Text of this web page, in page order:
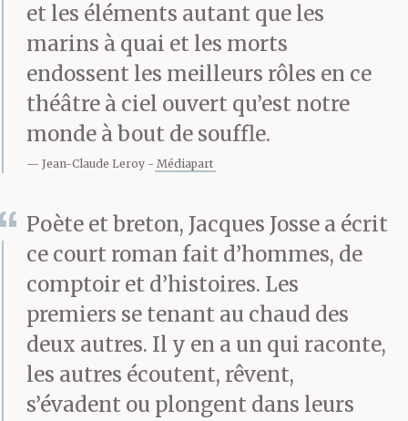
interdit de cabine, muté
à terre et licencié peu
après. On mit
l’inattendue survenue
de la tremblote sur le
compte de l’alcool.
Depuis, il vivote et
circule à mobylette d’un
hameau l’autre.
Le palabreur apprécie ce
et les éléments autant que les
marins à quai et les morts
endossent les meilleurs rôles en ce
théâtre à ciel ouvert qu’est notre
monde à bout de souffle.
Jean-Claude Leroy Médiapart
Poète et breton, Jacques Josse a écrit
ce court roman fait d’hommes, de
comptoir et d’histoires. Les
premiers se tenant au chaud des
deux autres. Il y en a un qui raconte,
les autres écoutent, rêvent,
s’évadent ou plongent dans leurs